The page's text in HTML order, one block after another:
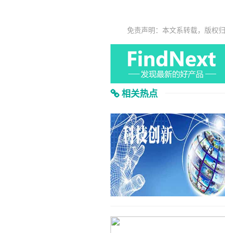
免责声明：本文系转载，版权
相关热点